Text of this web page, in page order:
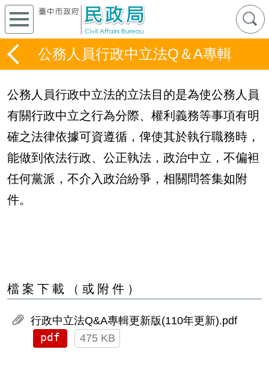
公務人員行政中立法Q＆A專輯
公務人員行政中立法的立法目的是為使公務人員
有關行政中立之行為分際、權利義務等事項有明
確之法律依據可資遵循，俾使其於執行職務時，
能做到依法行政、公正執法，政治中立，不偏袒
任何黨派，不介入政治紛爭，相關問答集如附
件。
檔案下載（或附件）
行政中立法Q&A專輯更新版(110年更新).pdf
pdf 475 KB